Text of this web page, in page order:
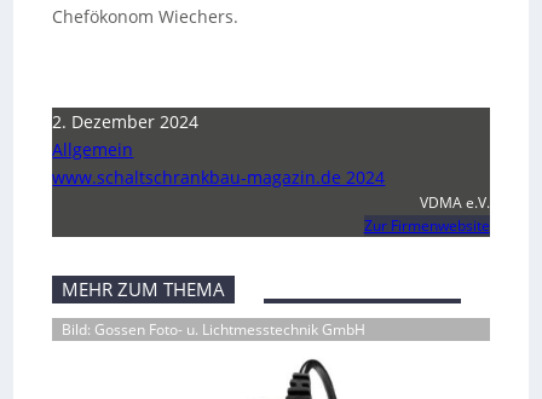
Chefökonom Wiechers.
2. Dezember 2024
Allgemein
www.schaltschrankbau-magazin.de 2024
VDMA e.V.
Zur Firmenwebsite
MEHR ZUM THEMA
Bild: Gossen Foto- u. Lichtmesstechnik GmbH